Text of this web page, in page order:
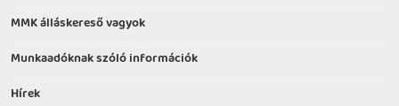
MMK álláskereső vagyok
Munkaadóknak szóló információk
Hírek